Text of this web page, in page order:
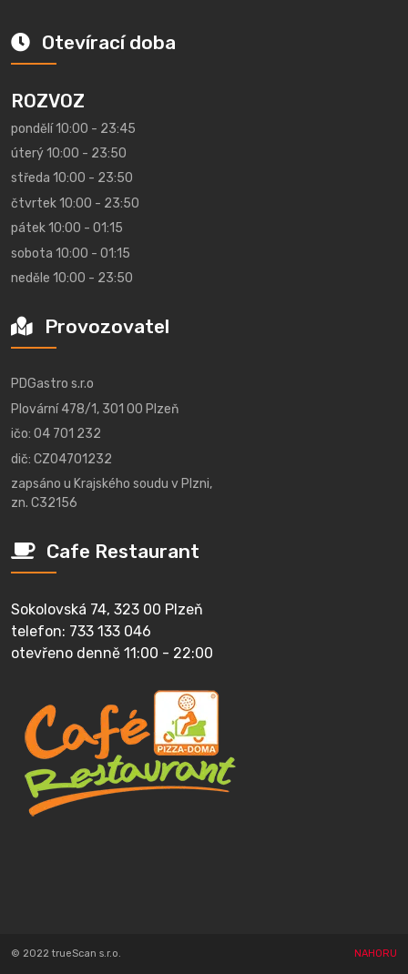
Otevírací doba
ROZVOZ
pondělí 10:00 - 23:45
úterý 10:00 - 23:50
středa 10:00 - 23:50
čtvrtek 10:00 - 23:50
pátek 10:00 - 01:15
sobota 10:00 - 01:15
neděle 10:00 - 23:50
Provozovatel
PDGastro s.r.o
Plovární 478/1, 301 00 Plzeň
ičo: 04 701 232
dič: CZ04701232
zapsáno u Krajského soudu v Plzni,
zn. C32156
Cafe Restaurant
Sokolovská 74, 323 00 Plzeň
telefon: 733 133 046
otevřeno denně 11:00 - 22:00
NAHORU
© 2022 trueScan s.r.o.